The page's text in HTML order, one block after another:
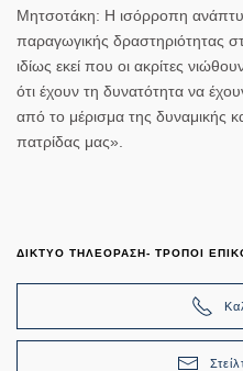
Μητσοτάκη: Η ισόρροπη
παραγωγικής δραστηριότητας
ιδίως εκεί που οι ακρίτες
ότι έχουν τη δυνατότητα να
από το μέρισμα της δυναμικής
πατρίδας μας».
ΔΙΚΤΥΟ ΤΗΛΕΟΡΑΣΗ- ΤΡΟΠΟΙ